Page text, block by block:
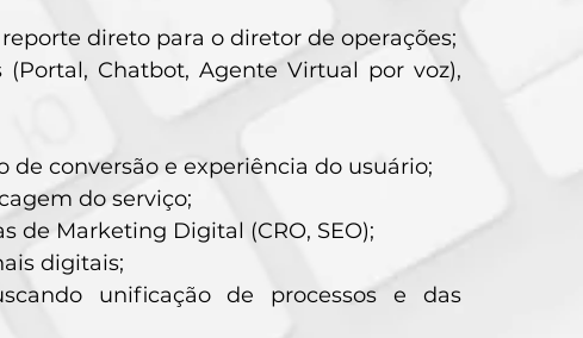
direto para o diretor de operações;
Chatbot, Agente Virtual por voz),
conversão e experiência do usuário;
do serviço;
Marketing Digital (CRO, SEO);
digitais;
unificação de processos e das